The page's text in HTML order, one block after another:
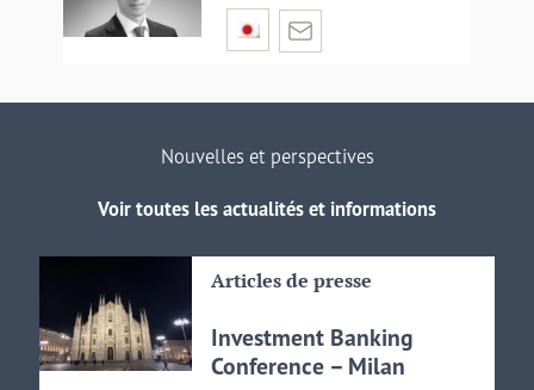
Nouvelles et perspectives
Voir toutes les actualités et informations
Articles de presse
Investment Banking
Conference – Milan